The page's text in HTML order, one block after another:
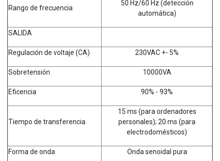
Rango de frecuencia
50 Hz/60 Hz (detección
automática)
SALIDA
Regulación de voltaje (CA) 230VAC +- 5%
Sobretensión 10000VA
Eficencia 90% - 93%
Tiempo de transferencia
15 ms (para ordenadores
personales); 20 ms (para
electrodomésticos)
Forma de onda Onda senoidal pura